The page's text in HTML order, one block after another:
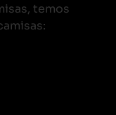
temos